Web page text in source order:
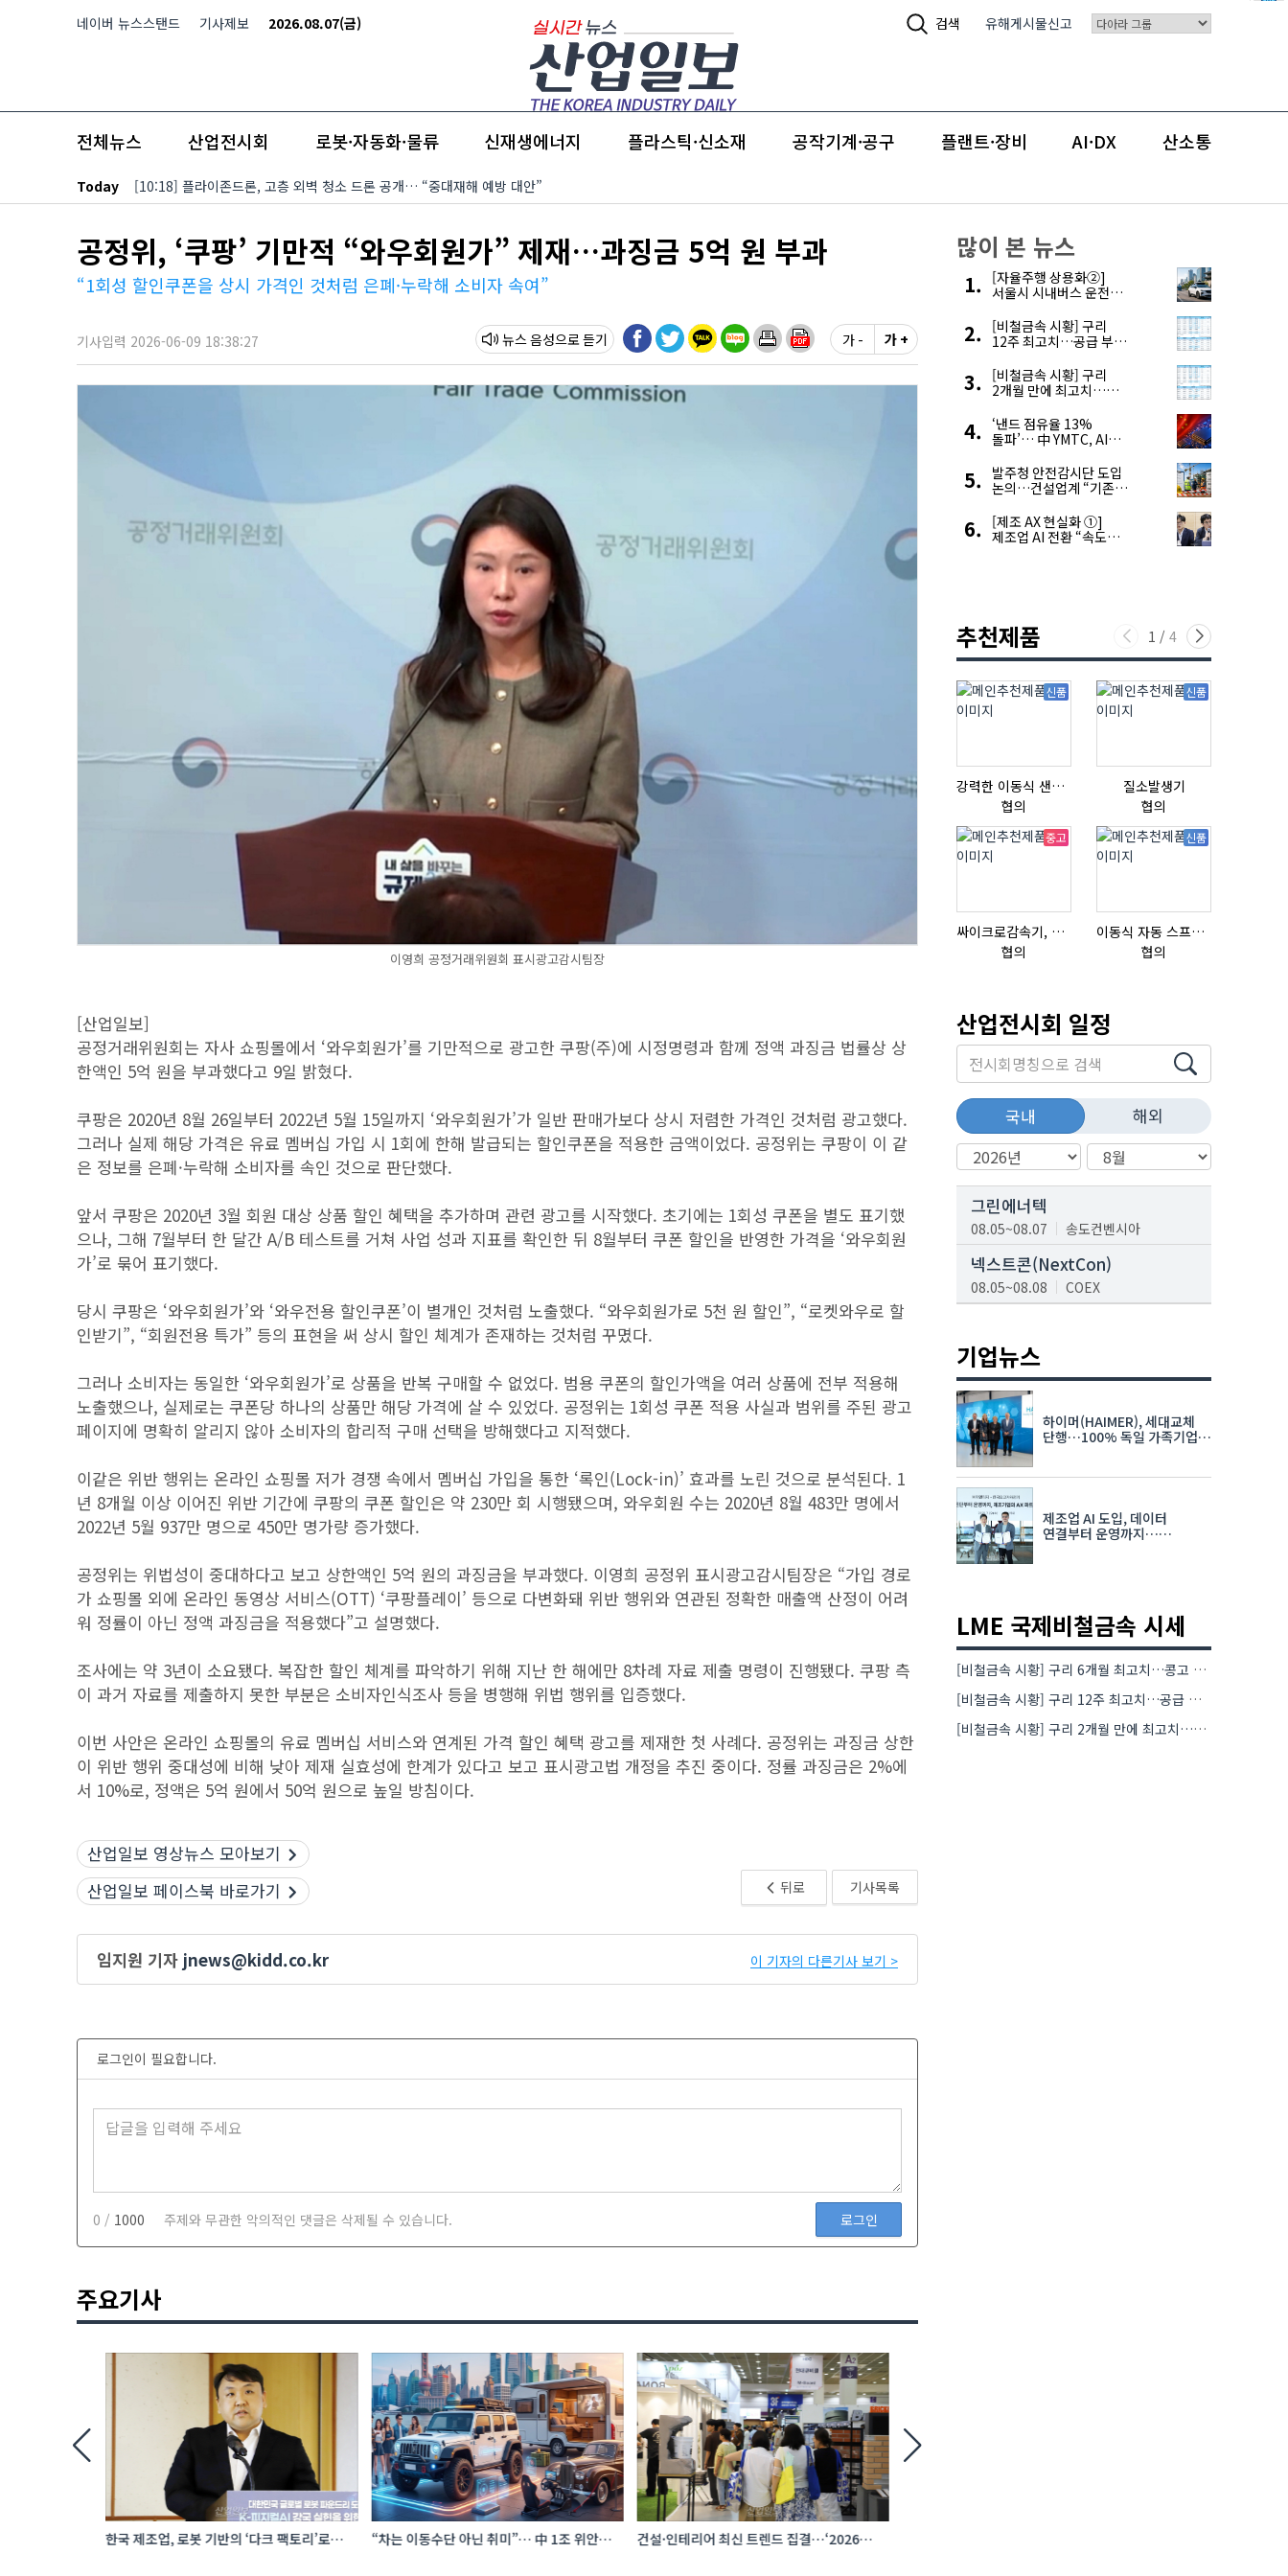
네이버 뉴스스탠드 기사제보 2026.08.07(금) 검색 유해게시물신고
전체뉴스 산업전시회 로봇·자동화·물류 신재생에너지 플라스틱·신소재 공작기계·공구 플랜트·장비 AI·DX 산소통
Today [10:18] 플라이존드론, 고층 외벽 청소 드론 공개… “중대재해 예방 대안”
공정위, ‘쿠팡’ 기만적 “와우회원가” 제재…과징금 5억 원 부과
“1회성 할인쿠폰을 상시 가격인 것처럼 은폐·누락해 소비자 속여”
기사입력 2026-06-09 18:38:27 뉴스 음성 가 - 가 +
이영희 공정거래위원회 표시광고감시팀장
[산업일보]
공정거래위원회는 자사 쇼핑몰에서 ‘와우회원가’를 기만적으로 광고한 쿠팡(주)에 시정명령과 함께 정액 과징금 법률상 상
한액인 5억 원을 부과했다고 9일 밝혔다.
쿠팡은 2020년 8월 26일부터 2022년 5월 15일까지 ‘와우회원가’가 일반 판매가보다 상시 저렴한 가격인 것처럼 광고했다.
그러나 실제 해당 가격은 유료 멤버십 가입 시 1회에 한해 발급되는 할인쿠폰을 적용한 금액이었다. 공정위는 쿠팡이 이 같
은 정보를 은폐·누락해 소비자를 속인 것으로 판단했다.
앞서 쿠팡은 2020년 3월 회원 대상 상품 할인 혜택을 추가하며 관련 광고를 시작했다. 초기에는 1회성 쿠폰을 별도 표기했
으나, 그해 7월부터 한 달간 A/B 테스트를 거쳐 사업 성과 지표를 확인한 뒤 8월부터 쿠폰 할인을 반영한 가격을 ‘와우회원
가’로 묶어 표기했다.
당시 쿠팡은 ‘와우회원가’와 ‘와우전용 할인쿠폰’이 별개인 것처럼 노출했다. “와우회원가로 5천 원 할인”, “로켓와우로 할
인받기”, “회원전용 특가” 등의 표현을 써 상시 할인 체계가 존재하는 것처럼 꾸몄다.
그러나 소비자는 동일한 ‘와우회원가’로 상품을 반복 구매할 수 없었다. 범용 쿠폰의 할인가액을 여러 상품에 전부 적용해
노출했으나, 실제로는 쿠폰당 하나의 상품만 해당 가격에 살 수 있었다. 공정위는 1회성 쿠폰 적용 사실과 범위를 주된 광고
페이지에 명확히 알리지 않아 소비자의 합리적 구매 선택을 방해했다고 지적했다.
이같은 위반 행위는 온라인 쇼핑몰 저가 경쟁 속에서 멤버십 가입을 통한 ‘록인(Lock-in)’ 효과를 노린 것으로 분석된다. 1
년 8개월 이상 이어진 위반 기간에 쿠팡의 쿠폰 할인은 약 230만 회 시행됐으며, 와우회원 수는 2020년 8월 483만 명에서
2022년 5월 937만 명으로 450만 명가량 증가했다.
공정위는 위법성이 중대하다고 보고 상한액인 5억 원의 과징금을 부과했다. 이영희 공정위 표시광고감시팀장은 “가입 경로
가 쇼핑몰 외에 온라인 동영상 서비스(OTT) ‘쿠팡플레이’ 등으로 다변화돼 위반 행위와 연관된 정확한 매출액 산정이 어려
워 정률이 아닌 정액 과징금을 적용했다”고 설명했다.
조사에는 약 3년이 소요됐다. 복잡한 할인 체계를 파악하기 위해 지난 한 해에만 8차례 자료 제출 명령이 진행됐다. 쿠팡 측
이 과거 자료를 제출하지 못한 부분은 소비자인식조사 등을 병행해 위법 행위를 입증했다.
이번 사안은 온라인 쇼핑몰의 유료 멤버십 서비스와 연계된 가격 할인 혜택 광고를 제재한 첫 사례다. 공정위는 과징금 상한
이 위반 행위 중대성에 비해 낮아 제재 실효성에 한계가 있다고 보고 표시광고법 개정을 추진 중이다. 정률 과징금은 2%에
서 10%로, 정액은 5억 원에서 50억 원으로 높일 방침이다.
뒤로 기사목록
산업일보 영상뉴스 모아보기
산업일보 페이스북 바로가기
임지원 기자 jnews@kidd.co.kr 이 기자의 다른기사 보기 >
로그인이 필요합니다.
0 / 1000 주제와 무관한 악의적인 댓글은 삭제될 수 있습니다. 로그인
주요기사
한국 제조업, 로봇 기반의 ‘다크 팩토리’로
“차는 이동수단 아닌 취미”… 中 1조 위안
건설·인테리어 최신 트렌드 집결…‘2026
많이 본 뉴스
[자율주행 상용화②]
서울시 시내버스 운전자
해결한다
[비철금속 시황] 구리
12주 최고치…공급 부족
[비철금속 시황] 구리
2개월 만에 최고치…
우려 확대
‘낸드 점유율 13%
돌파’… 中 YMTC, AI
4위 맹추격
발주청 안전감시단 도입
논의…건설업계 “기존
[제조 AX 현실화 ①]
제조업 AI 전환 “속도와
추천제품 1 / 4
신품
강력한 이동식 샌딩기 / 고급 이태리 IBIX샌드블라스터
협의
신품
질소발생기
협의
중고
싸이크로감속기, 감속기제작
협의
신품
이동식 자동 스프레이 세척기
협의
산업전시회 일정
국내 해외
그린에너텍
08.05~08.07 송도컨벤시아
넥스트콘(NextCon)
08.05~08.08 COEX
08.19~08.21
K-PRINT
08.19~08.22
자율주행모빌리티산업전
08.25~08.27
차세대 반도체 패키징 산업전
08.26~08.28 수원컨벤션센터
기업뉴스
하이머(HAIMER), 세대교체
단행…100% 독일 가족기업
제조업 AI 도입, 데이터
연결부터 운영까지…
LME 국제비철금속 시세
[비철금속 시황] 구리 6개월 최고치…콩고 수출 규제에 공급 우려 확대
[비철금속 시황] 구리 12주 최고치…공급 부족 우려에 강세
[비철금속 시황] 구리 2개월 만에 최고치…재고 감소에 공급 부족 우려 확대